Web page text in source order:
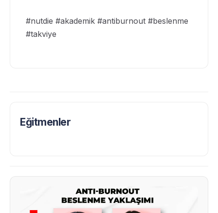
#nutdie #akademik #antiburnout #beslenme
#takviye
Eğitmenler